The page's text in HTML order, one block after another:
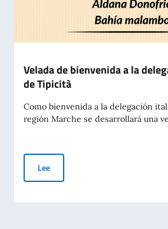
Velada de bienvenida a la
de Tipicità
Como bienvenida a la delegación
región Marche se desarrollará una
LeeVelada de bienvenida a la